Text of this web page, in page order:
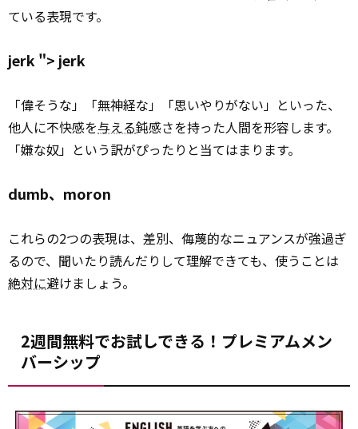
ている表現です。
jerk "> jerk
「偉そうな」「無神経な」「思いやりがない」といった、
他人に不快感を与える鈍感さを持った人間を形容します。
「嫌な奴」という訳がぴったりと当てはまります。
dumb、moron
これらの2つの表現は、差別、侮蔑的なニュアンスが強過ぎ
るので、聞いたり読んだりして理解できても、使うことは
絶対に避けましょう。
2週間無料でお試しできる！プレミアムメン
バーシップ